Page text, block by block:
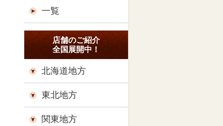
一覧
店舗のご紹介
全国展開中！
北海道地方
東北地方
関東地方